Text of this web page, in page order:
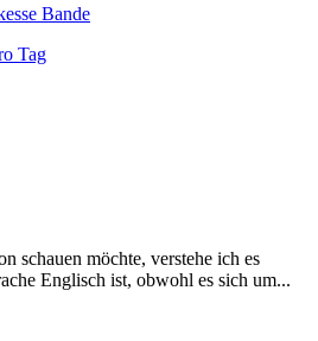
Bande
Tag
schauen möchte, verstehe ich es
Englisch ist, obwohl es sich um...